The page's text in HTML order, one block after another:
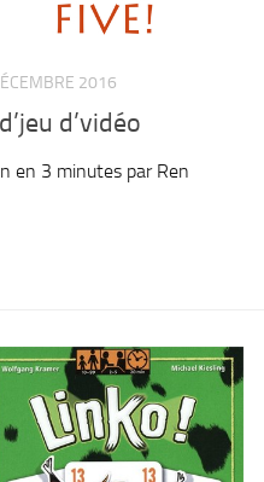
2016
d’vidéo
en 3 minutes par Ren